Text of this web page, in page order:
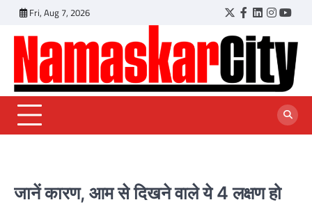
content
Fri, Aug 7, 2026 Twitter
Facebook
LinkedIn
जानें कारण, आम से दिखने वाले ये 4 लक्षण हो